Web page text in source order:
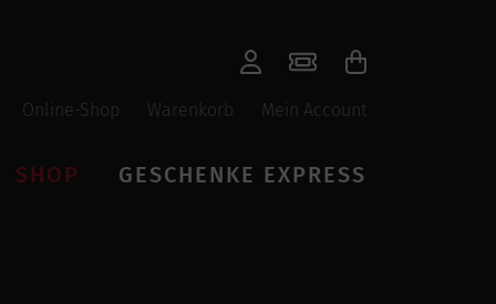
Online-Shop Warenkorb Mein Account
SHOP GESCHENKE EXPRESS